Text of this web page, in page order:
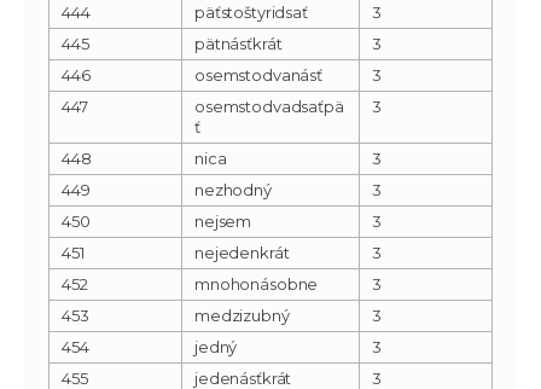
444
päťstoštyridsať
3
445
pätnásťkrát
3
446
osemstodvanásť
3
447
osemstodvadsaťpä
ť
3
448 nica
3
449
nezhodný
3
450
nejsem
3
451
nejedenkrát
3
452
mnohonásobne
3
453
medzizubný
3
454
jedný
3
455
jedenásťkrát
3